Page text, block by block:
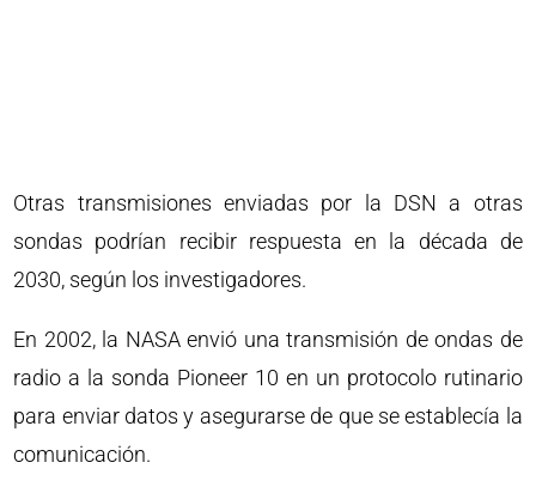
Otras transmisiones enviadas por la DSN a otras
sondas podrían recibir respuesta en la década de
2030, según los investigadores.
En 2002, la NASA envió una transmisión de ondas de
radio a la sonda Pioneer 10 en un protocolo rutinario
para enviar datos y asegurarse de que se establecía la
comunicación.